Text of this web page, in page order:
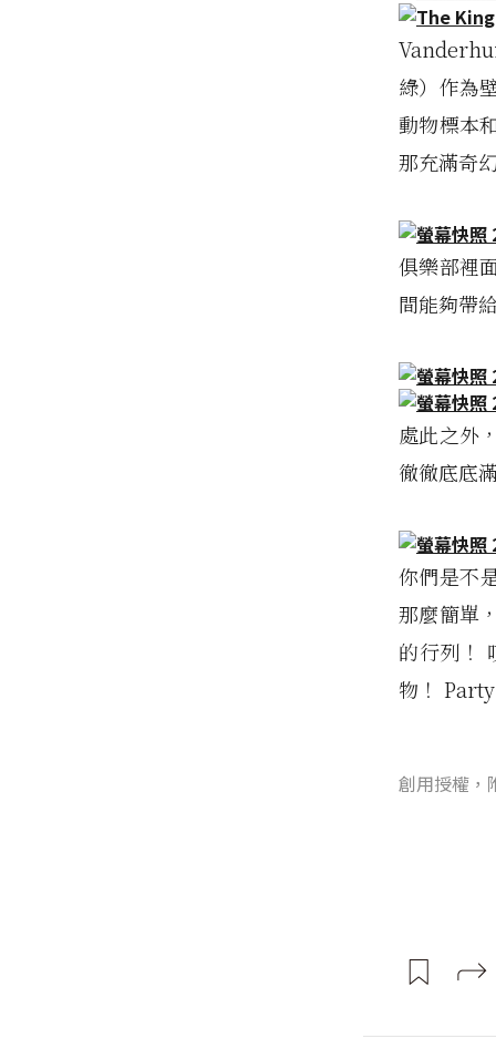
綠）作為
動物標本
那充滿奇
俱樂部裡
間能夠帶
處此之外
徹徹底底
你們是不
那麼簡單
的行列！
物！
創用授權，